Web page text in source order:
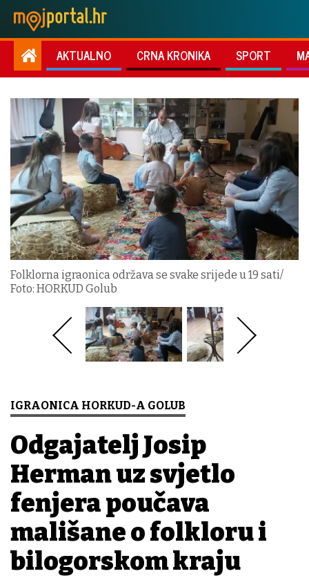
AKTUALNO CRNA KRONIKA SPORT
Folklorna igraonica održava se svake srijede u 19 sati/
Foto: HORKUD Golub
IGRAONICA HORKUD-A GOLUB
Odgajatelj Josip
Herman uz svjetlo
fenjera poučava
mališane o folkloru i
bilogorskom kraju